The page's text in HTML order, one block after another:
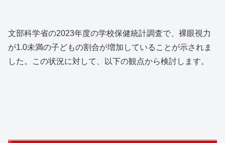
文部科学省の2023年度の学校保健統計調査で、裸眼視力
が1.0未満の子どもの割合が増加していることが示されま
した。この状況に対して、以下の観点から検討します。